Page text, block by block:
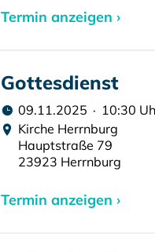
Termin anzeigen ›
Gottesdienst
09.11.2025 · 10:30
Kirche Herrnburg
Hauptstraße 79
23923 Herrnburg
Termin anzeigen ›